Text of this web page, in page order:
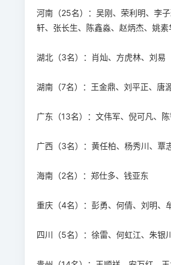
河南（25名）：吴刚、荣利明、李
轩、张长生、陈鑫淼、赵炳杰、姚
湖北（3名）：肖灿、方虎林、刘易
湖南（7名）：王金鼎、刘平正、唐
广东（13名）：文伟军、倪可凡、
广西（3名）：黄任柏、杨秀川、覃
海南（2名）：郑仕多、钱亚东
重庆（4名）：彭勇、何倩、刘明、
四川（5名）：徐雷、何虹江、朱银